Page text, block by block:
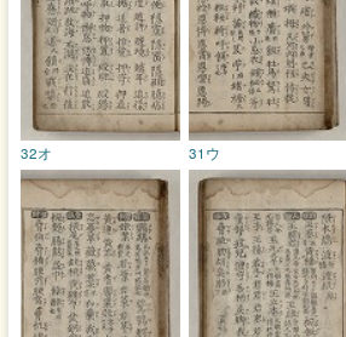
31ウ
32オ